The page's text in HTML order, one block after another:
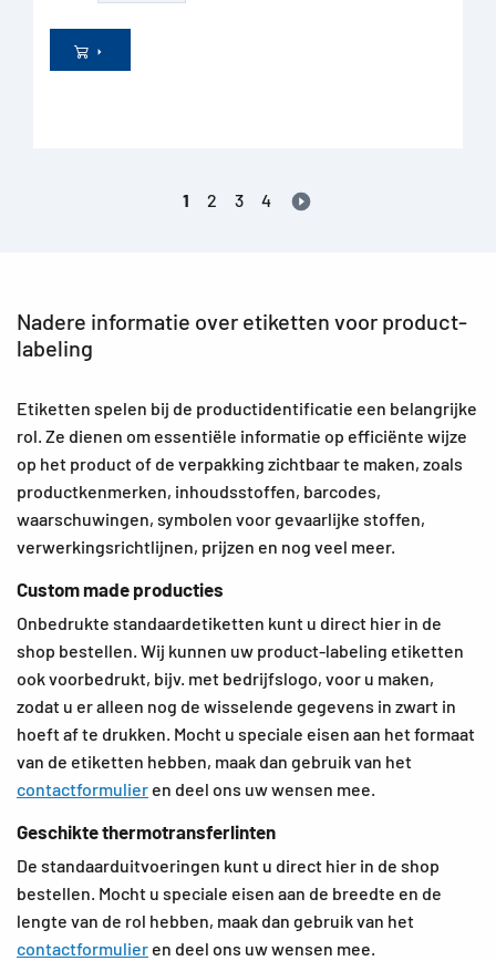
1 2 3 4
Nadere informatie over etiketten voor product-
labeling
Etiketten spelen bij de productidentificatie een belangrijke
rol. Ze dienen om essentiële informatie op efficiënte wijze
op het product of de verpakking zichtbaar te maken, zoals
productkenmerken, inhoudsstoffen, barcodes,
waarschuwingen, symbolen voor gevaarlijke stoffen,
verwerkingsrichtlijnen, prijzen en nog veel meer.
Custom made producties
Onbedrukte standaardetiketten kunt u direct hier in de
shop bestellen. Wij kunnen uw product-labeling etiketten
ook voorbedrukt, bijv. met bedrijfslogo, voor u maken,
zodat u er alleen nog de wisselende gegevens in zwart in
hoeft af te drukken. Mocht u speciale eisen aan het formaat
van de etiketten hebben, maak dan gebruik van het
contactformulier en deel ons uw wensen mee.
Geschikte thermotransferlinten
De standaarduitvoeringen kunt u direct hier in de shop
bestellen. Mocht u speciale eisen aan de breedte en de
lengte van de rol hebben, maak dan gebruik van het
contactformulier en deel ons uw wensen mee.